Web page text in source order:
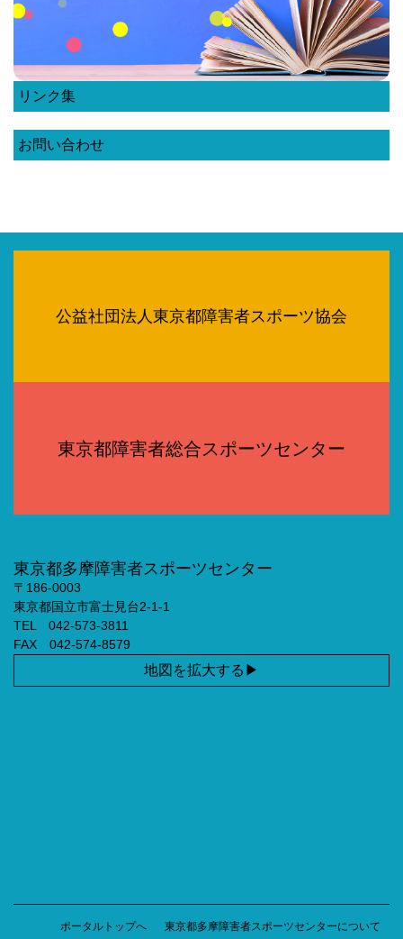
リンク集
お問い合わせ
公益社団法人東京都障害者スポーツ協会
東京都障害者総合スポーツセンター
東京都多摩障害者スポーツセンター
〒186-0003
東京都国立市富士見台2-1-1
TEL 042-573-3811
FAX 042-574-8579
地図を拡大する
ポータルトップへ 東京都多摩障害者スポーツセンターについて